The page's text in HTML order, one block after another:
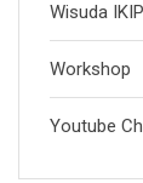
Wisuda
Workshop
Youtube